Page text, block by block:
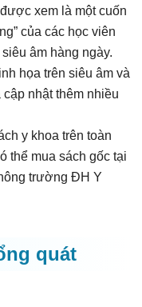
xem là một cuốn
của các học viên
âm hàng ngày.
họa trên siêu âm và
nhật thêm nhiều
y khoa trên toàn
thể mua sách gốc tại
trường ĐH Y
quát